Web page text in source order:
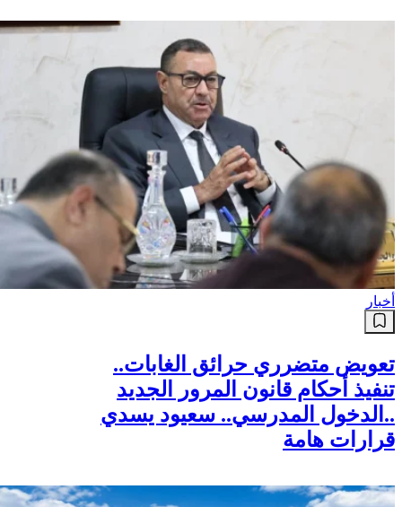
أخبار
تعويض متضرري حرائق الغابات..
تنفيذ أحكام قانون المرور الجديد
..الدخول المدرسي.. سعيود يسدي
قرارات هامة